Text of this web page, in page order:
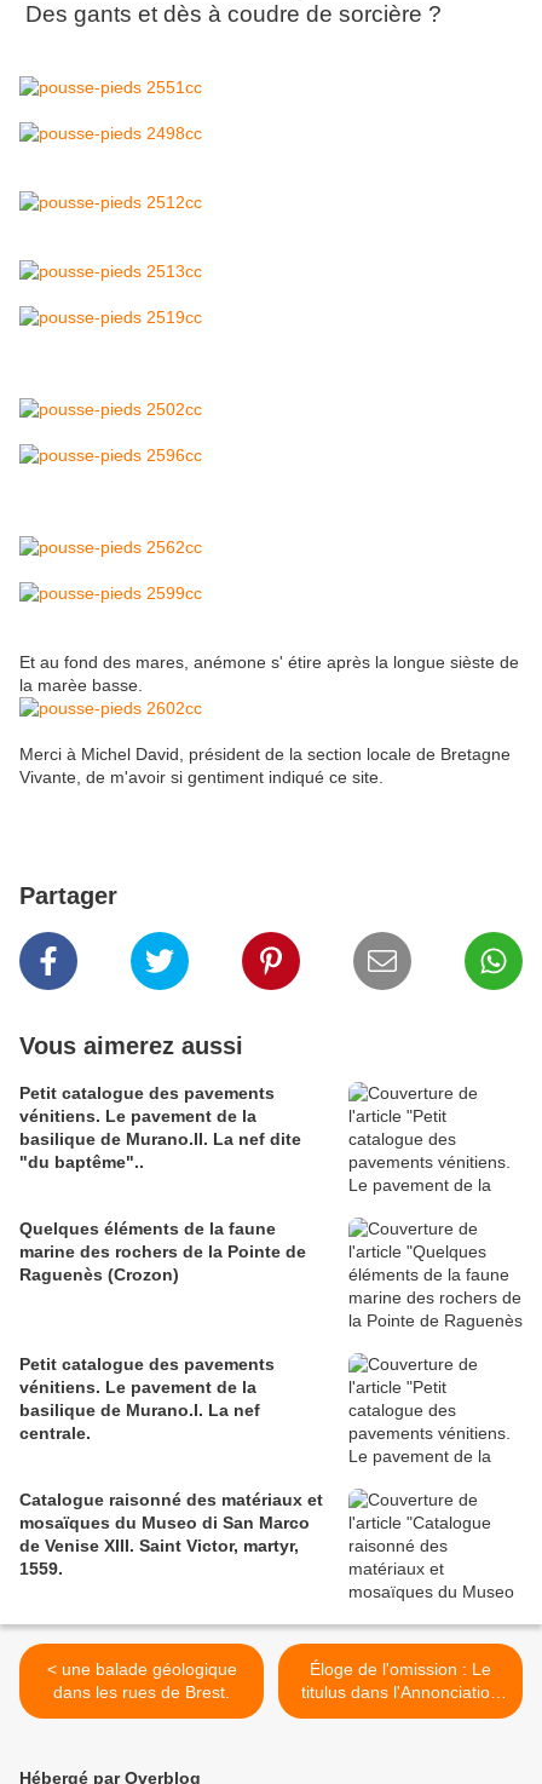
Des gants et dès à coudre de sorcière ?
Et au fond des mares, anémone s' étire après la longue sièste de
la marèe basse.
Merci à Michel David, président de la section locale de Bretagne
Vivante, de m'avoir si gentiment indiqué ce site.
Partager
Vous aimerez aussi
Petit catalogue des pavements
vénitiens. Le pavement de la
basilique de Murano.II. La nef dite
"du baptême"..
Quelques éléments de la faune
marine des rochers de la Pointe de
Raguenès (Crozon)
Petit catalogue des pavements
vénitiens. Le pavement de la
basilique de Murano.I. La nef
centrale.
Catalogue raisonné des matériaux et
mosaïques du Museo di San Marco
de Venise XIII. Saint Victor, martyr,
1559.
< une balade géologique
dans les rues de Brest.
Éloge de l'omission : Le
titulus dans l'Annonciation
d'Ambrogio Lorenzetti. >
Hébergé par Overblog